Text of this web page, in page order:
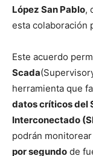
López San Pablo,
esta colaboración
Este acuerdo
Scada
herramienta que
datos críticos del
Interconectado
podrán
por segundo de